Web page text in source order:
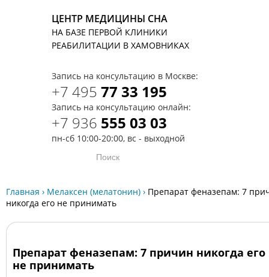
ЦЕНТР МЕДИЦИНЫ СНА
НА БАЗЕ ПЕРВОЙ КЛИНИКИ
РЕАБИЛИТАЦИИ В ХАМОВНИКАХ
Запись на консультацию в Москве:
+7 495 77 33 195
Запись на консультацию онлайн:
+7 936 555 03 03
пн-сб 10:00-20:00, вс - выходной
Главная › Мелаксен (мелатонин) › Препарат феназепам: 7
никогда его не принимать
Препарат феназепам: 7 причин никогда его
не принимать